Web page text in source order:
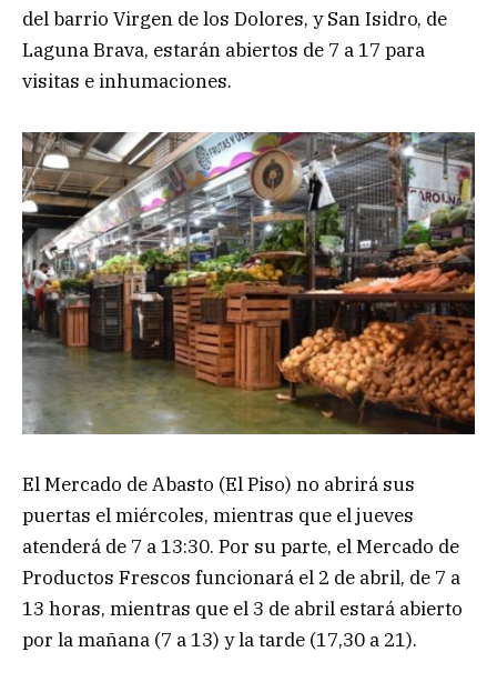
del barrio Virgen de los Dolores, y San Isidro, de
Laguna Brava, estarán abiertos de 7 a 17 para
visitas e inhumaciones.
El Mercado de Abasto (El Piso) no abrirá sus
puertas el miércoles, mientras que el jueves
atenderá de 7 a 13:30. Por su parte, el Mercado de
Productos Frescos funcionará el 2 de abril, de 7 a
13 horas, mientras que el 3 de abril estará abierto
por la mañana (7 a 13) y la tarde (17,30 a 21).